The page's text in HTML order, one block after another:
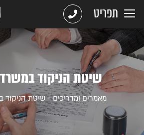
תפריט
שיטת הניקוד
מאמרים ומדריכים » שיטת הניקוד